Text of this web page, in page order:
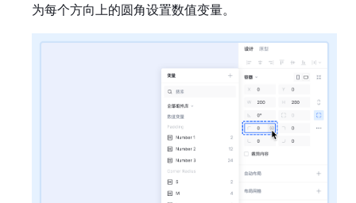
为每个方向上的圆角设置数值变量。